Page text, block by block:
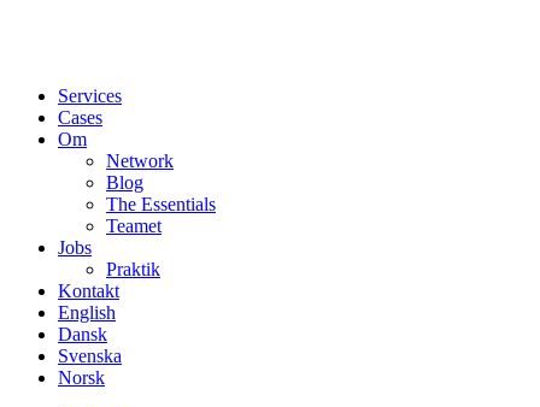
Services
Cases
Om
Network
Blog
The Essentials
Teamet
Jobs
Praktik
Kontakt
English
Dansk
Svenska
Norsk